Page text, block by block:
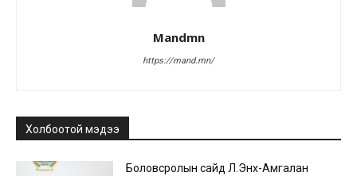
Mandmn
https://mand.mn/
Холбоотой мэдээ
Боловсролын сайд Л.Энх-Амгалан